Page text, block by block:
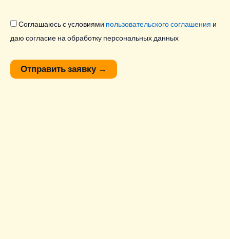
Соглашаюсь с условиями пользовательского соглашения и
даю согласие на обработку персональных данных
Отправить заявку →